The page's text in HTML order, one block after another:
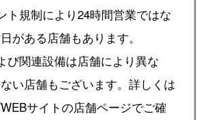
ト規制により24時間営業ではな
がある店舗もあります。
び関連設備は店舗により異な
い店舗もございます。詳しくは
サイトの店舗ページでご確